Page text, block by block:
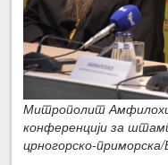
Митрополит
конференцији за
црногорско-